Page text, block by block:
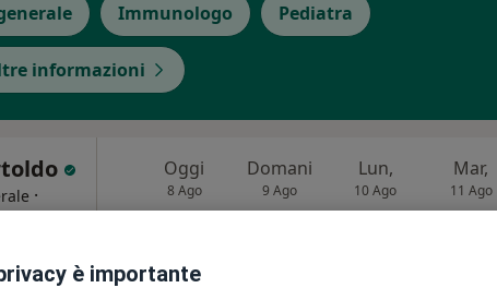
Immunologo Pediatra
informazioni
·
Oggi
8 Ago
Domani
9 Ago
Lun,
10 Ago
Mar,
11 Ago
Non ci sono agende disponibili!
è importante